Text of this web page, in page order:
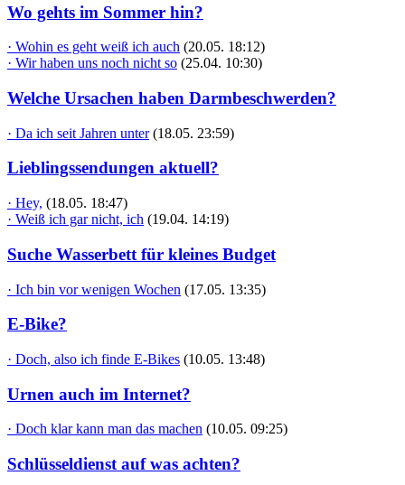
Wo gehts im Sommer hin?
· Wohin es geht weiß ich auch (20.05. 18:12)
· Wir haben uns noch nicht so (25.04. 10:30)
Welche Ursachen haben Darmbeschwerden?
· Da ich seit Jahren unter (18.05. 23:59)
Lieblingssendungen aktuell?
· Hey, (18.05. 18:47)
· Weiß ich gar nicht, ich (19.04. 14:19)
Suche Wasserbett für kleines Budget
· Ich bin vor wenigen Wochen (17.05. 13:35)
E-Bike?
· Doch, also ich finde E-Bikes (10.05. 13:48)
Urnen auch im Internet?
· Doch klar kann man das machen (10.05. 09:25)
Schlüsseldienst auf was achten?